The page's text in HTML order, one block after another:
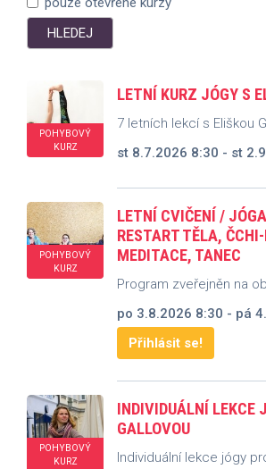
POHYBOVÝ
KURZ
LETNÍ KURZ JÓGY S
7 letních lekcí s Eliškou
st 8.7.2026 8:30 - st
POHYBOVÝ
KURZ
LETNÍ CVIČENÍ /
RESTART TĚLA,
MEDITACE, TANEC
Program zveřejněn na
po 3.8.2026 8:30 - pá
Přihlásit se!
POHYBOVÝ
KURZ
INDIVIDUÁLNÍ LEKCE
GALLOVOU
Individuální lekce jógy